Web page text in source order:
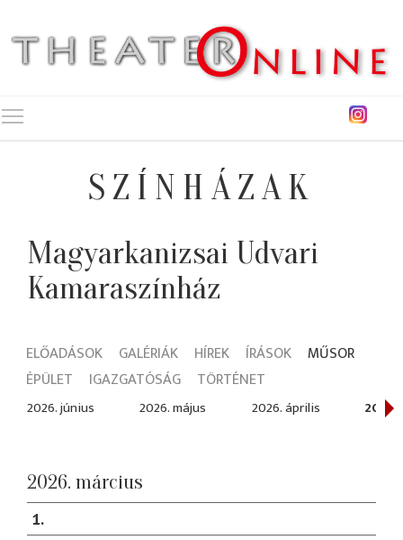
SZÍNHÁZAK
Magyarkanizsai Udvari
Kamaraszínház
ELŐADÁSOK GALÉRIÁK HÍREK ÍRÁSOK
MŰSOR
ÉPÜLET
IGAZGATÓSÁG TÖRTÉNET
2026. június 2026. május 2026. április
2026. március
1